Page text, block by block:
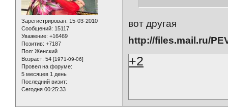
Зарегистрирован: 15-03-2010
Сообщений: 15117
Уважение: +16469
Позитив: +7187
Пол: Женский
Возраст: 54 [1971-09-06]
Провел на форуме:
5 месяцев 1 день
Последний визит:
Сегодня 00:25:33
вот другая
http://files.mail.ru/
+2